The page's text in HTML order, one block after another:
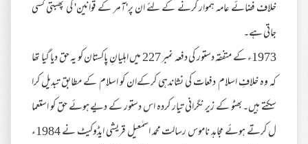
خلاف فضائے عامہ ہموار کرنے کے لئے ان پر'آمر کے قوانین' کی پھبتی کسی
جاتی ہے۔
1973ء کے متفقہ دستور کی دفعہ نمبر 227 میں اہلیانِ پاکستان کو یہ حق دیا گیا تھا
کہ وہ خلافِ اسلام دفعات کی نشاندہی کرکےان کو اسلام کے مطابق تبدیل کرا
سکتے ہیں۔بھٹو کے زیر نگرانی تیار کردہ اس دستور کے دیے ہوئے حق کو استعما
ل کرتے ہوئے مجاہد ناموس رسالت محمد اسمٰعیل قریشی ایڈوکیٹ نے 1984ء